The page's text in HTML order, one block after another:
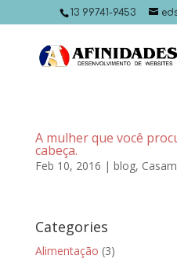
13 99741-9453
A mulher que você
cabeça.
Feb 10, 2016 | blog,
Categories
Alimentação (3)